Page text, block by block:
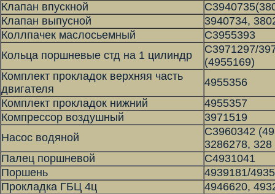
Клапан впускной
Клапан выпусной
3940734,
Коллпачек маслосьемный
С3955393
Кольца поршневые стд на 1 цилиндр
С3971297/
(4955169)
Комплект прокладок верхняя часть
двигателя
4955356
Комплект прокладок нижний
4955357
Компрессор воздушный
3971519
Насос водяной
С3960342
3286278, 328
Палец поршневой
С4931041
Поршень
4939181/
Прокладка ГБЦ 4ц
4946620,